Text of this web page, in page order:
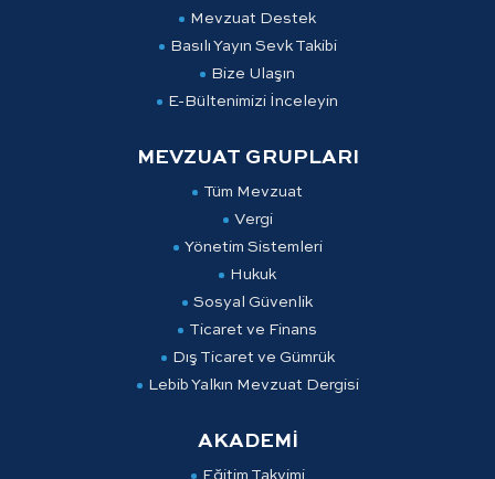
Mevzuat Destek
Basılı Yayın Sevk Takibi
Bize Ulaşın
E-Bültenimizi İnceleyin
MEVZUAT GRUPLARI
Tüm Mevzuat
Vergi
Yönetim Sistemleri
Hukuk
Sosyal Güvenlik
Ticaret ve Finans
Dış Ticaret ve Gümrük
Lebib Yalkın Mevzuat Dergisi
AKADEMİ
Eğitim Takvimi